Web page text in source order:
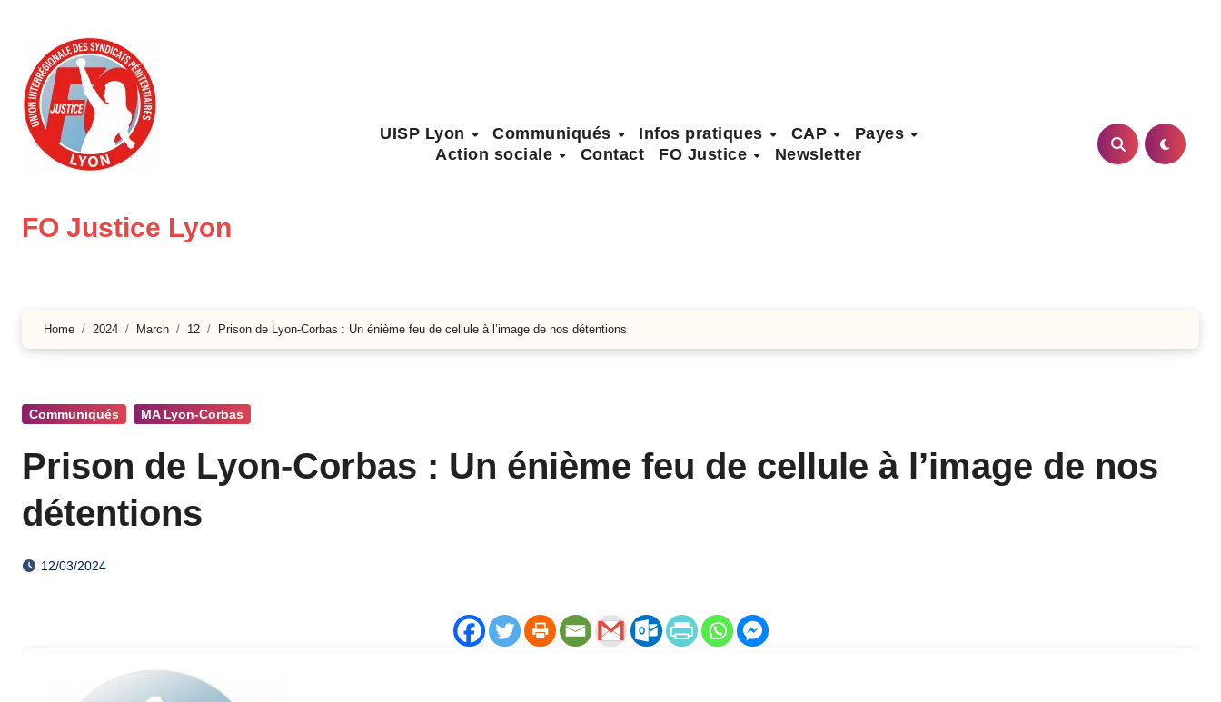
content
FO Justice Lyon
UISP Lyon Communiqués Infos pratiques CAP
Payes
Action sociale
Contact FO Justice Newsletter
Home 2024 March 12 Prison de Lyon-Corbas : Un énième feu de cellule à l’image de nos détentions
Communiqués MA Lyon-Corbas
Prison de Lyon-Corbas : Un énième feu de cellule à l’image de nos
détentions
12/03/2024